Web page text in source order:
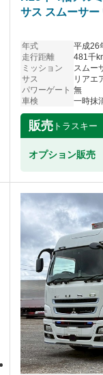
サス スムーサー
年式
平成26
走行距離
481千
ミッション
サス
リアエ
パワーゲート 無
車検
一時抹
販売トラスキー
オプション販売